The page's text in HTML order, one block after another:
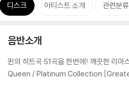
디스크 아티스트 소개 관련분류
음반소개
퀸의 히트곡 51곡을 한번에! 깨끗한 리마
Queen / Platinum Collection